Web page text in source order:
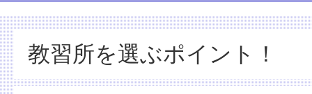
教習所を選ぶポイント！